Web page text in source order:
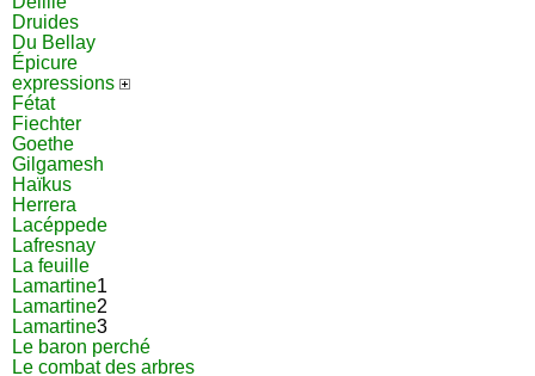
Druides
Du Bellay
Épicure
expressions
Fétat
Fiechter
Goethe
Gilgamesh
Haïkus
Herrera
Lacéppede
Lafresnay
La feuille
Lamartine1
Lamartine2
Lamartine3
Le baron perché
Le combat des arbres